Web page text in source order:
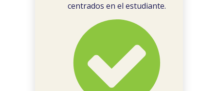
centrados en el estudiante.